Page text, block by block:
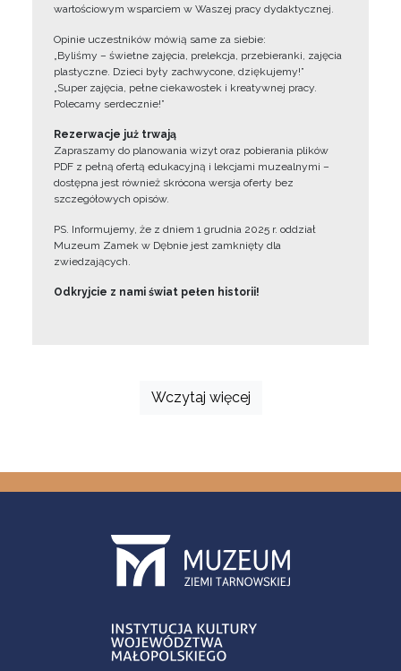
wartościowym wsparciem w Waszej pracy dydaktycznej.
Opinie uczestników mówią same za siebie:
„Byliśmy – świetne zajęcia, prelekcja, przebieranki, zajęcia
plastyczne. Dzieci były zachwycone, dziękujemy!”
„Super zajęcia, pełne ciekawostek i kreatywnej pracy.
Polecamy serdecznie!”
Rezerwacje już trwają
Zapraszamy do planowania wizyt oraz pobierania plików
PDF z pełną ofertą edukacyjną i lekcjami muzealnymi –
dostępna jest również skrócona wersja oferty bez
szczegółowych opisów.
PS. Informujemy, że z dniem 1 grudnia 2025 r. oddział
Muzeum Zamek w Dębnie jest zamknięty dla
zwiedzających.
Odkryjcie z nami świat pełen historii!
Wczytaj więcej